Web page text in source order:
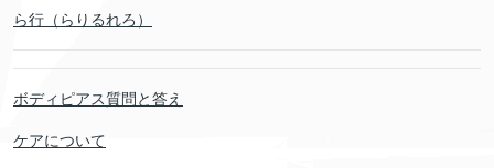
ら行（らりるれろ）
ボディピアス質問と答え
ケアについて